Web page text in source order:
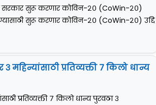
सरकार सुरू करणार कोविन-२० (CoWin-२०)
सुरू करणार कोविन-२० (CoWin-२०) उद्दि
प्रतिव्यक्ती ७ किलो धान्य
प्रतिव्यक्ती ७ किलो धान्य पुरवठा ३